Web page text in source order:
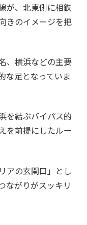
が、北東側に相鉄
きのイメージを把
、横浜などの主要
な足となっていま
を結ぶバイパス的
を前提にしたルー
アの玄関口」とし
ながりがスッキリ